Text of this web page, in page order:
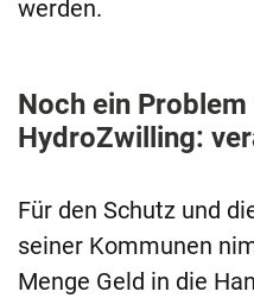
werden.
Noch ein
HydroZwilling:
Für den Schutz und
seiner Kommunen
Menge Geld in die